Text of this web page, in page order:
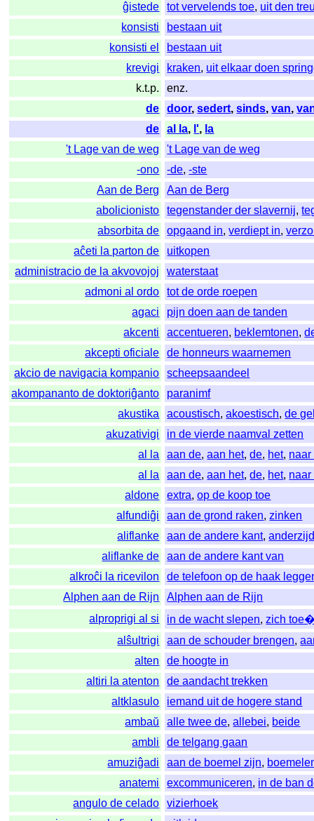
ĝistede
tot vervelends toe, uit den
konsisti
bestaan uit
konsisti el
bestaan uit
krevigi
kraken, uit elkaar doen
k.t.p.
enz.
de
door,sedert,sinds,van,
de
al la, l', la
't Lage van de weg
't Lage van de weg
-ono
-de,-ste
Aan de Berg
Aan de Berg
abolicionisto
tegenstander der slavernij,
absorbita de
opgaand in,verdiept in,
aĉeti la parton de
uitkopen
administracio de la akvovojoj
waterstaat
admoni al ordo
tot de orde roepen
agaci
pijn doen aan de tanden
akcenti
accentueren, beklemtonen,
akcepti oficiale
de honneurs waarnemen
akcio de navigacia kompanio
scheepsaandeel
akompananto de doktoriĝanto
paranimf
akustika
acoustisch,akoestisch,de
akuzativigi
in de vierde naamval zetten
al la
aan de,aan het,de, het, naar
al la
aan de,aan het,de, het, naar
aldone
extra,op de koop toe
alfundiĝi
aan de grond raken,zinken
aliflanke
aan de andere kant,
aliflanke de
aan de andere kant van
alkroĉi la ricevilon
de telefoon op de haak
Alphen aan de Rijn
Alphen aan de Rijn
alproprigi al si
in de wacht slepen,zich
alŝultrigi
aan de schouder brengen,
alten
de hoogte in
altiri la atenton
de aandacht trekken
altklasulo
iemand uit de hogere stand
ambaŭ
alle twee de,allebei, beide
ambli
de telgang gaan
amuziĝadi
aan de boemel zijn,
anatemi
excommuniceren, in de ban
angulo de celado
vizierhoek